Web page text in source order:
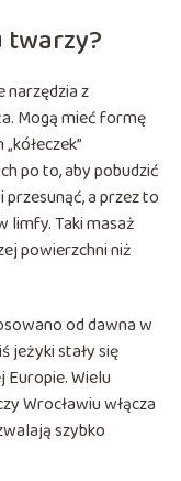
twarzy?
narzędzia z
Mogą mieć formę
po to, aby pobudzić
przesunąć, a przez to
limfy. Taki masaż
powierzchni niż
od dawna w
jeżyki stały się
Europie. Wielu
Wrocławiu włącza
szybko